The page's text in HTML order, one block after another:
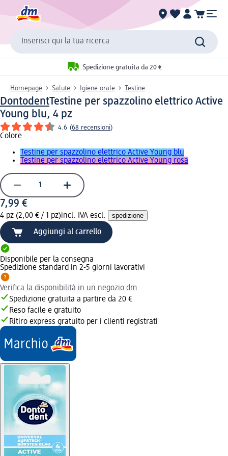
Inserisci qui la tua ricerca
Spedizione gratuita da 20 €
Homepage Salute Igiene orale Testine
DontodentTestine per spazzolino elettrico Active
Young blu, 4 pz
4.6 (68 recensioni)
Colore
Testine per spazzolino elettrico Active Young blu
Testine per spazzolino elettrico Active Young rosa
7,99 €
4 pz (2,00 € / 1 pz)incl. IVA escl. spedizione
Aggiungi al carrello
Disponibile per la consegna
Spedizione standard in 2-5 giorni lavorativi
Verifica la disponibilità in un negozio dm
Spedizione gratuita a partire da 20 €
Reso facile e gratuito
Ritiro express gratuito per i clienti registrati